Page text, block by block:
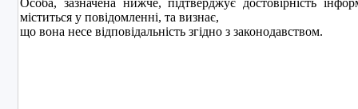
міститься у повідомленні, та визнає,
що вона несе відповідальність згідно з законодавством.